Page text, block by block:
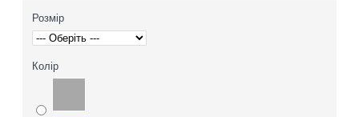
Розмір
Колір